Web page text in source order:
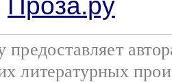
Проза.ру
литературных